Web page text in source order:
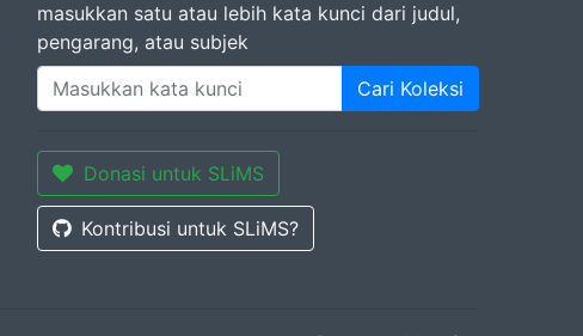
masukkan satu atau lebih kata kunci dari judul,
pengarang, atau subjek
Cari Koleksi
Donasi untuk SLiMS
Kontribusi untuk SLiMS?